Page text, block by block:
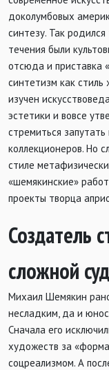
доколумбовых
синтезу. Так
течения были
отсюда и приставка
синтетизм как
изучен
эстетики и вовсе
стремиться
коллекционеров. Но
стиле
«шемякинские»
проекты творца
Создатель
сложной
Михаил Шемякин
несладким, да и
Сначала его
художеств за
соцреализмом. А